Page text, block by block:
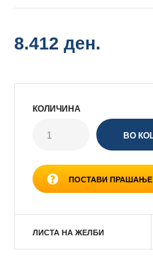
8.412 ден.
КОЛИЧИНА
ПОСТАВИ ПРАШАЊЕ
ЛИСТА НА ЖЕЛБИ